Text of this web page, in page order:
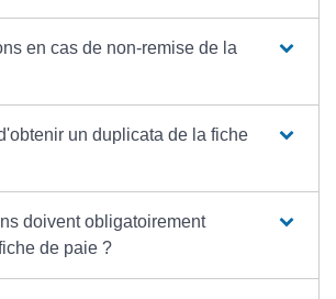
en cas de non-remise de la
un duplicata de la fiche
doivent obligatoirement
de paie ?